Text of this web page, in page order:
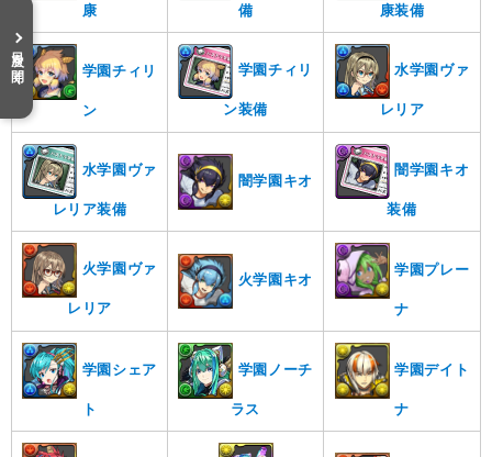
康 備 康装備
学園チィリ
ン
学園チィリ
ン装備
水学園ヴァ
レリア
水学園ヴァ
レリア装備
闇学園キオ
闇学園キオ
装備
火学園ヴァ
レリア
火学園キオ
学園プレー
ナ
学園シェア
ト
学園ノーチ
ラス
学園デイト
ナ
目次を開く